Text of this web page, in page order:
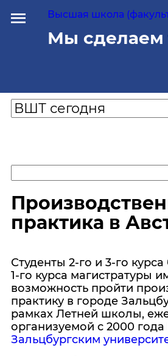
Высшая школа
Мы сделаем
практика в
Студенты 2-го и 3-го
1-го курса магистратуры
возможность пройти
практику в городе
рамках Летней школы,
организуемой с 2000
Зальцбургским